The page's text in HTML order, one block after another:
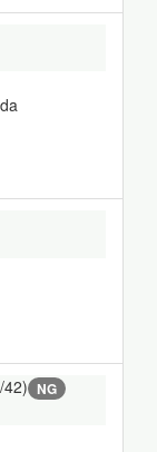
42) NG